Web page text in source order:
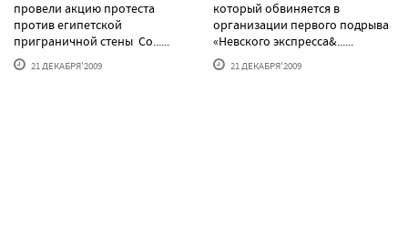
провели акцию протеста
против египетской
приграничной стены Со......
21 ДЕКАБРЯ'2009
который обвиняется в
организации первого подрыва
«Невского экспресса&......
21 ДЕКАБРЯ'2009